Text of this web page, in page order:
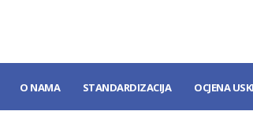
O NAMA STANDARDIZACIJA OCJENA